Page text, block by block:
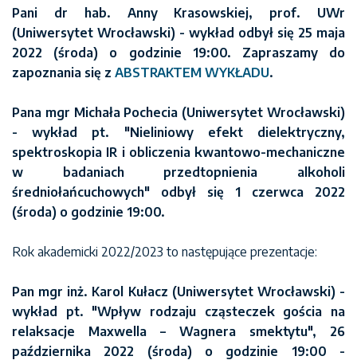
Pani dr hab. Anny Krasowskiej, prof. UWr
(Uniwersytet Wrocławski) - wykład odbył się 25 maja
2022 (środa) o godzinie 19:00. Zapraszamy do
zapoznania się z ABSTRAKTEM WYKŁADU.
Pana mgr Michała Pochecia (Uniwersytet Wrocławski)
- wykład pt. "Nieliniowy efekt dielektryczny,
spektroskopia IR i obliczenia kwantowo-mechaniczne
w badaniach przedtopnienia alkoholi
średniołańcuchowych" odbył się 1 czerwca 2022
(środa) o godzinie 19:00.
Rok akademicki 2022/2023 to następujące prezentacje:
Pan mgr inż. Karol Kułacz (Uniwersytet Wrocławski) -
wykład pt. "Wpływ rodzaju cząsteczek gościa na
relaksacje Maxwella – Wagnera smektytu", 26
października 2022 (środa) o godzinie 19:00 -